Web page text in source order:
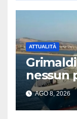
ATTUALITÀ
nessun
Spagna
AGO 8, 2026